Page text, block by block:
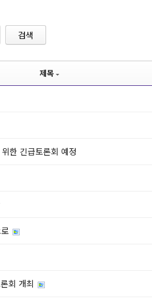
검색
제목
한 긴급토론회 예정
회 개최